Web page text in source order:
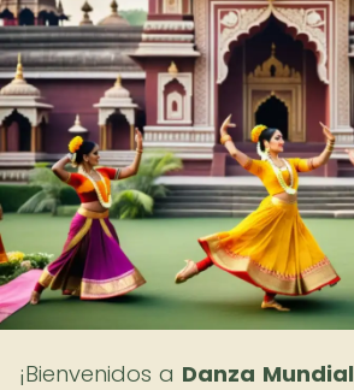
¡Bienvenidos a Danza Mundial